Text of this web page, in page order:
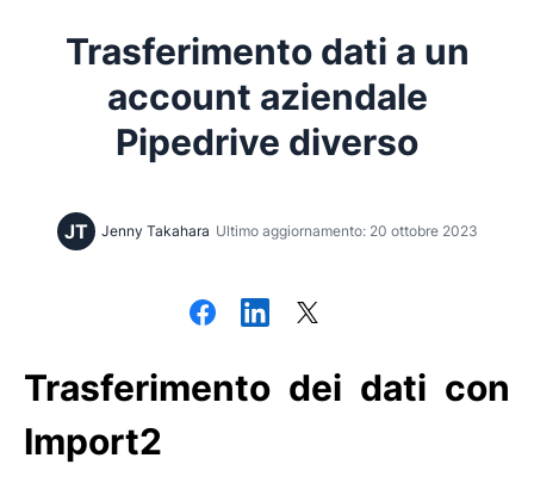
Trasferimento dati a un
account aziendale
Pipedrive diverso
JT Jenny Takahara Ultimo aggiornamento: 20 ottobre 2023
Trasferimento dei dati con
Import2